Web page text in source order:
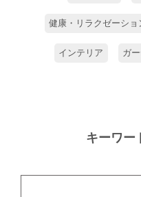
健康・リラクゼーショ
インテリア ガ
キーワー